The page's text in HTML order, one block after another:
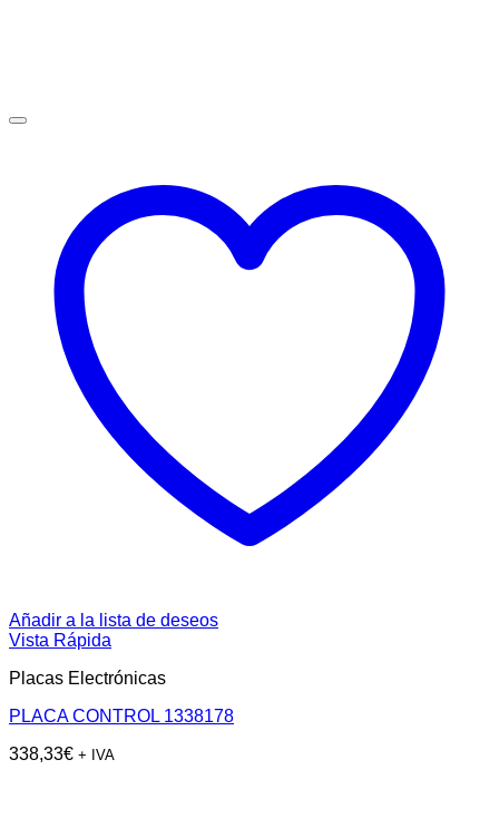
Añadir a la lista de deseos
Vista Rápida
Placas Electrónicas
PLACA CONTROL 1338178
338,33€ + IVA